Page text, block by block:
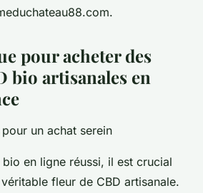
pour acheter des
bio artisanales en
un achat serein
bio en ligne réussi, il est crucial
fleur de CBD artisanale.